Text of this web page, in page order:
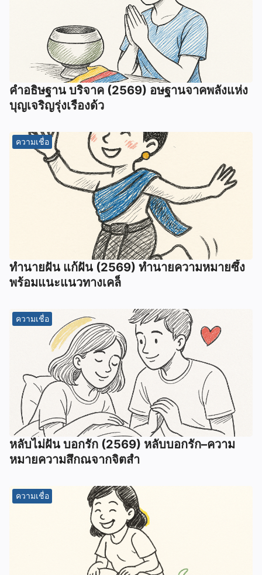
คำอธิษฐาน บริจาค (2569) อษฐานจาคพลังแห่ง
บุญเจริญรุ่งเรืองด้ว
ความเชื่อ
ทํานายฝัน แก้ฝัน (2569) ทํานายความหมายซึ้ง
พร้อมแนะแนวทางเคล็
ความเชื่อ
หลับไม่ฝัน บอกรัก (2569) หลับบอกรัก–ความ
หมายความสึกณจากจิตสำ
ความเชื่อ